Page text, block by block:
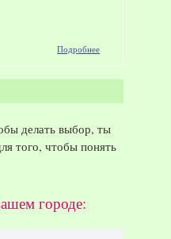
Подробнее
делать выбор, ты
того, чтобы понять
городе: